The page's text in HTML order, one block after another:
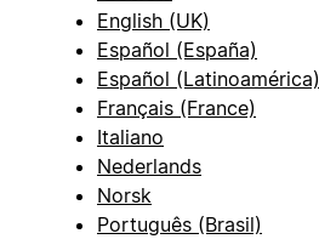
English (UK)
Español (España)
Español (Latinoamérica)
Français (France)
Italiano
Nederlands
Norsk
Português (Brasil)